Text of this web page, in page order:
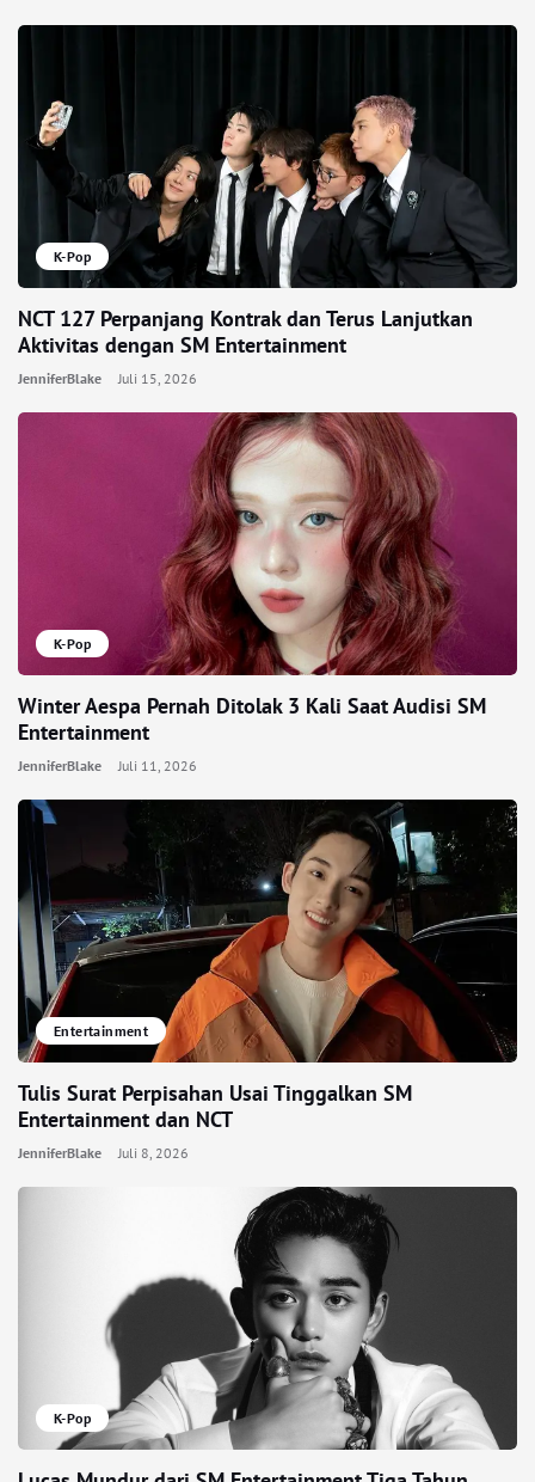
K-Pop
NCT 127 Perpanjang Kontrak dan Terus Lanjutkan
Aktivitas dengan SM Entertainment
JenniferBlake Juli 15, 2026
K-Pop
Winter Aespa Pernah Ditolak 3 Kali Saat Audisi SM
Entertainment
JenniferBlake Juli 11, 2026
Entertainment
Tulis Surat Perpisahan Usai Tinggalkan SM
Entertainment dan NCT
JenniferBlake Juli 8, 2026
K-Pop